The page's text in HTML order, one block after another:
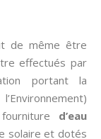
de même être
effectués par
portant la
d’eau
solaire et dotés